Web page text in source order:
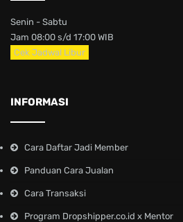
Senin - Sabtu
Jam 08:00 s/d 17:00 WIB
Cek Jadwal Libur
INFORMASI
Cara Daftar Jadi Member
Panduan Cara Jualan
Cara Transaksi
Program Dropshipper.co.id x Mentor